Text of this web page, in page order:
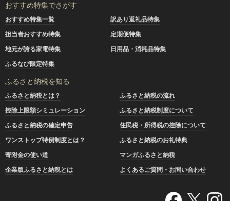
おすすめ特集でさがす
おすすめ特集一覧
訳あり返礼品特集
担当者おすすめ特集
定期便特集
地元が誇る家電特集
日用品・消耗品特集
ふるなび限定特集
ふるさと納税を知る
ふるさと納税とは？
ふるさと納税の流れ
控除上限額シミュレーション
ふるさと納税制度について
ふるさと納税の確定申告
住民税・所得税の控除について
ワンストップ特例制度とは？
ふるさと納税のお礼特典
寄附金の使い道
マンガふるさと納税
企業版ふるさと納税とは
よくあるご質問・お問い合わせ